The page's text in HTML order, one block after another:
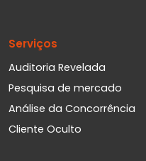
Serviços
Auditoria Revelada
Pesquisa de mercado
Análise da Concorrência
Cliente Oculto